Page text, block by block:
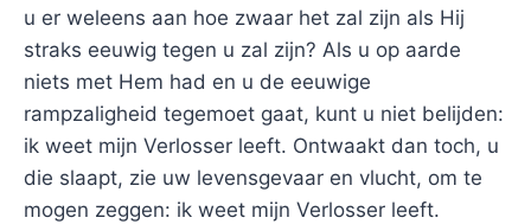
u er weleens aan hoe zwaar het zal zijn als Hij
straks eeuwig tegen u zal zijn? Als u op aarde
niets met Hem had en u de eeuwige
rampzaligheid tegemoet gaat, kunt u niet belijden:
ik weet mijn Verlosser leeft. Ontwaakt dan toch, u
die slaapt, zie uw levensgevaar en vlucht, om te
mogen zeggen: ik weet mijn Verlosser leeft.